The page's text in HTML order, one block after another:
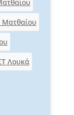
Ματθαίου
Λουκά